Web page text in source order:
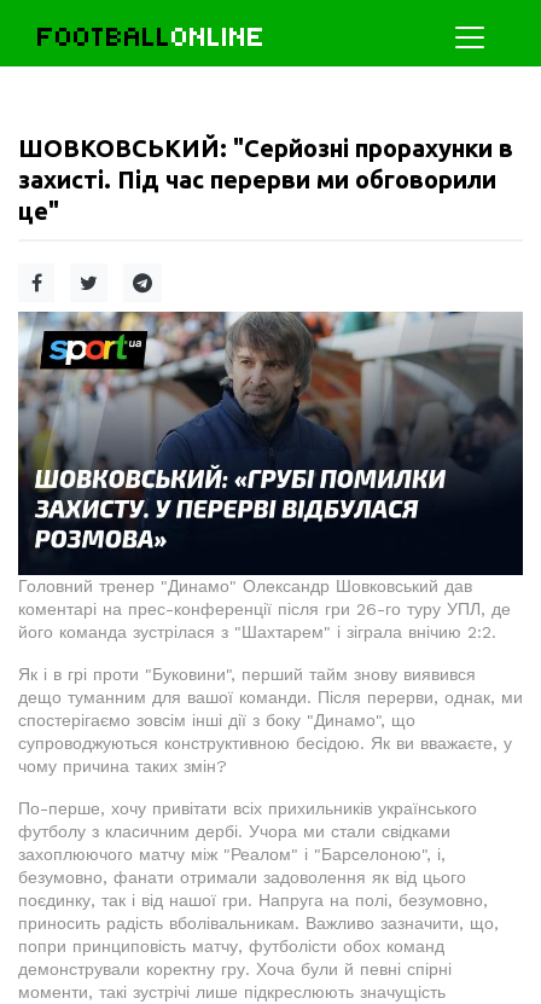
FOOTBALLONLINE
ШОВКОВСЬКИЙ: "Серйозні прорахунки в
захисті. Під час перерви ми обговорили
це"
Головний тренер "Динамо" Олександр Шовковський дав
коментарі на прес-конференції після гри 26-го туру УПЛ, де
його команда зустрілася з "Шахтарем" і зіграла внічию 2:2.
Як і в грі проти "Буковини", перший тайм знову виявився
дещо туманним для вашої команди. Після перерви, однак, ми
спостерігаємо зовсім інші дії з боку "Динамо", що
супроводжуються конструктивною бесідою. Як ви вважаєте, у
чому причина таких змін?
По-перше, хочу привітати всіх прихильників українського
футболу з класичним дербі. Учора ми стали свідками
захоплюючого матчу між "Реалом" і "Барселоною", і,
безумовно, фанати отримали задоволення як від цього
поєдинку, так і від нашої гри. Напруга на полі, безумовно,
приносить радість вболівальникам. Важливо зазначити, що,
попри принциповість матчу, футболісти обох команд
демонстрували коректну гру. Хоча були й певні спірні
моменти, такі зустрічі лише підкреслюють значущість